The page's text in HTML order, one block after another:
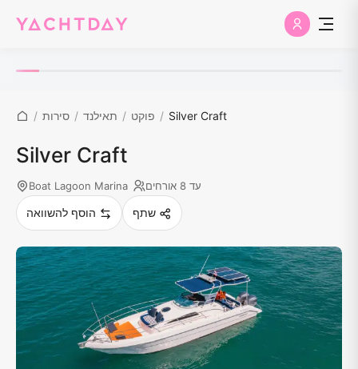
/ סירות / תאילנד / פוקט / Silver Craft
Silver Craft
Boat Lagoon Marina עד 8 אורחים
הוסף להשוואה שתף